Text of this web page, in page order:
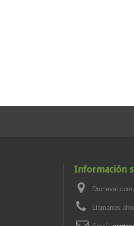
Información
Llámanos